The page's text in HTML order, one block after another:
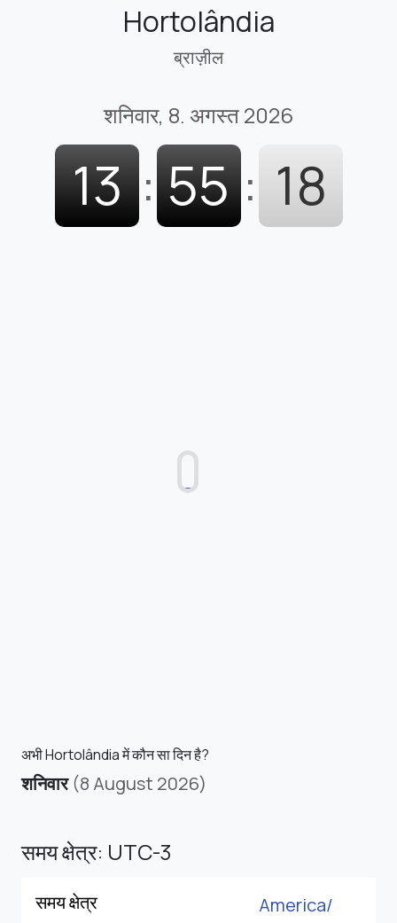
Hortolândia
ब्राज़ील
शनिवार, 8. अगस्त 2026
13 : 55 : 19
अभी Hortolândia में कौन सा दिन है?
शनिवार (8 August 2026)
समय क्षेत्र: UTC-3
समय क्षेत्र
America/